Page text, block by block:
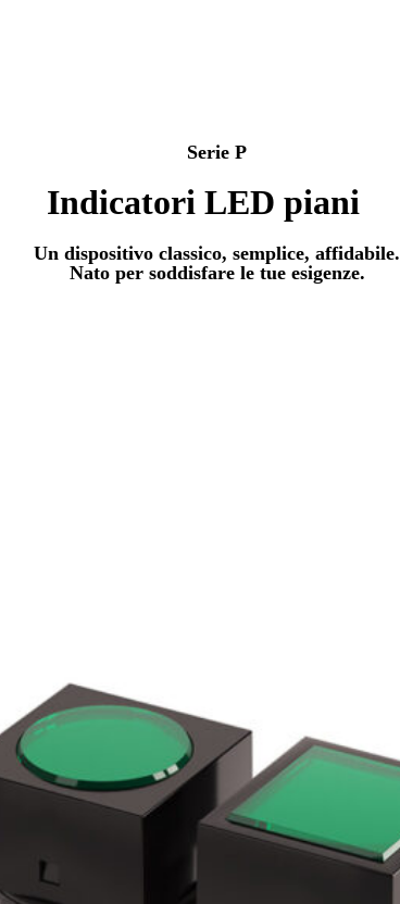
Serie P
Indicatori LED piani
Un dispositivo classico, semplice, affidabile.
Nato per soddisfare le tue esigenze.